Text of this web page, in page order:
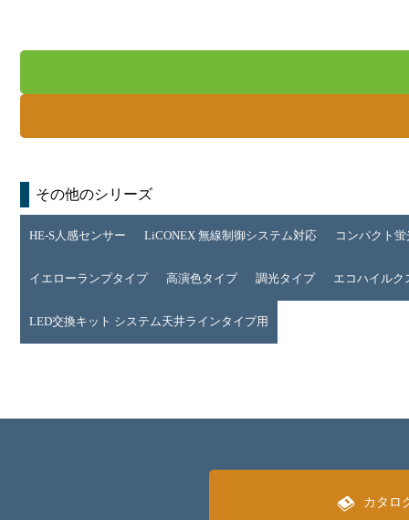
その他のシリーズ
HE-S人感センサー LiCONEX 無線制御システム対応 コンパクト
イエローランプタイプ 高演色タイプ 調光タイプ エコハイルク
LED交換キット システム天井ラインタイプ用
カタロ